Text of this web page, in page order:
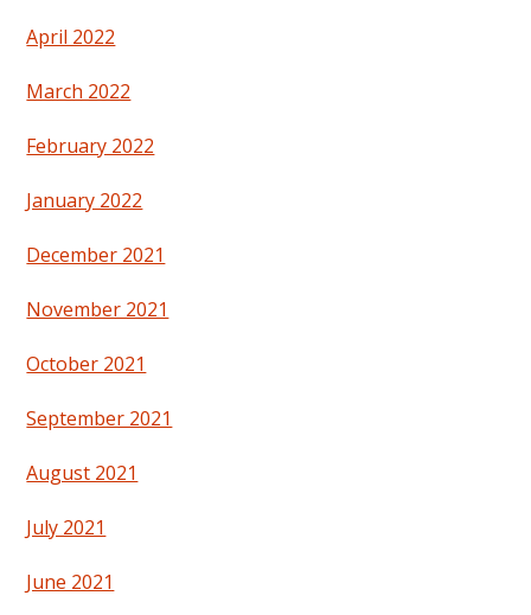
April 2022
March 2022
February 2022
January 2022
December 2021
November 2021
October 2021
September 2021
August 2021
July 2021
June 2021